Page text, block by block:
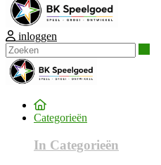
inloggen
Categorieën
In Categorieën